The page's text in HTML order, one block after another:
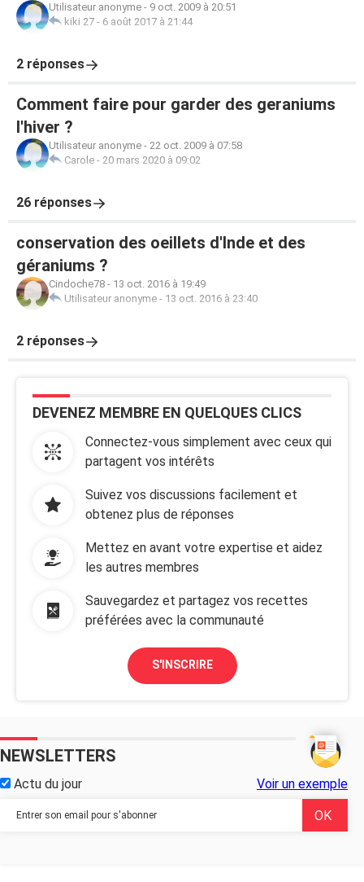
Utilisateur anonyme - 9 oct. 2009 à 20:51
kiki 27 - 6 août 2017 à 21:44
2 réponses
Comment faire pour garder des geraniums
l'hiver ?
Utilisateur anonyme - 22 oct. 2009 à 07:58
Carole - 20 mars 2020 à 09:02
26 réponses
conservation des oeillets d'Inde et des
géraniums ?
Cindoche78 - 13 oct. 2016 à 19:49
Utilisateur anonyme - 13 oct. 2016 à 23:40
2 réponses
DEVENEZ MEMBRE EN QUELQUES CLICS
Connectez-vous simplement avec ceux qui
partagent vos intérêts
Suivez vos discussions facilement et
obtenez plus de réponses
Mettez en avant votre expertise et aidez
les autres membres
Sauvegardez et partagez vos recettes
préférées avec la communauté
S'INSCRIRE
NEWSLETTERS
Actu du jour Voir un exemple